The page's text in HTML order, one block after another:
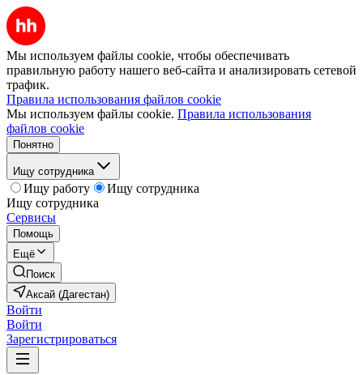
Мы используем файлы cookie, чтобы обеспечивать
правильную работу нашего веб-сайта и анализировать сетевой
трафик.
Правила использования файлов cookie
Мы используем файлы cookie. Правила использования
файлов cookie
Понятно
Ищу сотрудника
Ищу работу
Ищу сотрудника
Ищу сотрудника
Сервисы
Помощь
Ещё
Поиск
Аксай (Дагестан)
Войти
Войти
Зарегистрироваться